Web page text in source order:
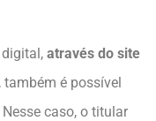
através do site
também é possível
caso, o titular